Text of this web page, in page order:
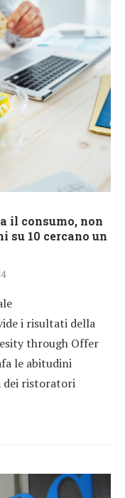
il consumo, non
su 10 cercano un
i risultati della
through Offer
le abitudini
dei ristoratori